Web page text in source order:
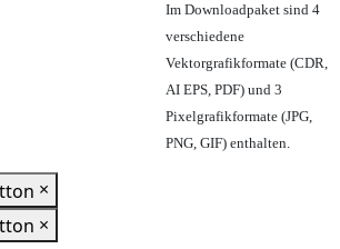
Im Downloadpaket sind 4
verschiedene
Vektorgrafikformate (CDR,
AI EPS, PDF) und 3
Pixelgrafikformate (JPG,
PNG, GIF) enthalten.
×
×